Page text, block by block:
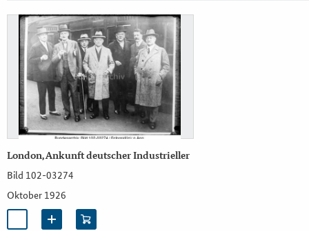
London, Ankunft deutscher Industrieller
Bild 102-03274
Oktober 1926